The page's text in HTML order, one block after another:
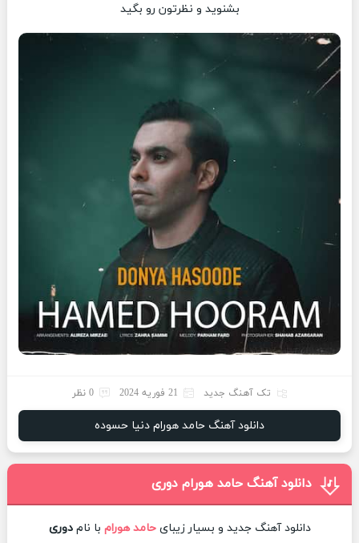
بشنوید و نظرتون رو بگید
تک آهنگ جدید 21 فوریه 2024 0 نظر
دانلود آهنگ حامد هورام دنیا حسوده
دانلود آهنگ حامد هورام دوری
دانلود آهنگ جدید و بسیار زیبایحامد هورام با نامدوری